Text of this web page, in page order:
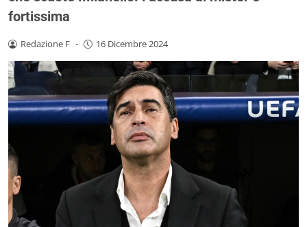
fortissima
Redazione F - 16 Dicembre 2024